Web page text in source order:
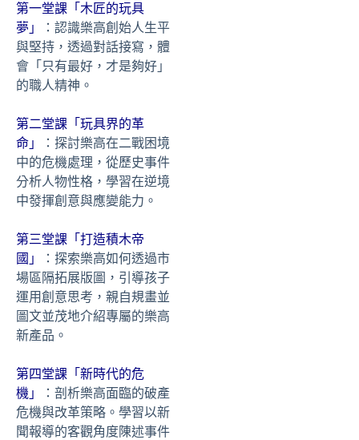
線上商城
第一堂課「木匠的玩具
夢」
：認識樂高創始人生平
與堅持，透過對話接寫，體
會「只有最好，才是夠好」
的職人精神。
第二堂課「玩具界的革
命」
：探討樂高在二戰困境
中的危機處理，從歷史事件
分析人物性格，學習在逆境
中發揮創意與應變能力。
第三堂課「打造積木帝
國」
：探索樂高如何透過市
場區隔拓展版圖，引導孩子
運用創意思考，親自規畫並
圖文並茂地介紹專屬的樂高
新產品。
第四堂課「新時代的危
機」
：剖析樂高面臨的破產
危機與改革策略。學習以新
聞報導的客觀角度陳述事件